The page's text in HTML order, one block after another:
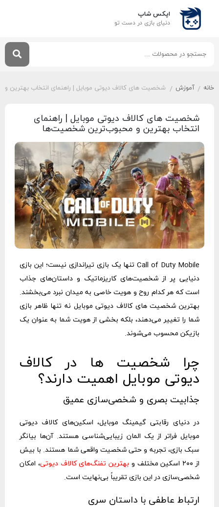
اپکس شاپ
دنیای بازی‌ در دست تو
خانه / آموزش / شخصیت‌ های کالاف دیوتی موبایل | راهنمای انتخاب
شخصیت‌ های کالاف دیوتی موبایل | راهنمای
انتخاب بهترین و محبوب‌ترین شخصیت‌ها
Call of Duty Mobile تنها یک بازی تیراندازی نیست؛ این بازی
دنیایی پر از شخصیت‌های کاریزماتیک و داستان‌های جذاب
است که هر کدام روح و هویت خاصی به میدان نبرد می‌بخشند.
بهترین شخصیت های کالاف دیوتی موبایل نه تنها ظاهر بازی
شما را تغییر می‌دهند، بلکه بخشی از هویت شما به عنوان یک
بازیکن محسوب می‌شوند.
چرا شخصیت‌ ها در کالاف
دیوتی موبایل اهمیت دارند؟
جذابیت بصری و شخصی‌سازی عمیق
در دنیای رقابتی گیمینگ موبایل، اسکین‌های کالاف دیوتی
موبایل فراتر از یک المان زیبایی‌شناسی هستند. آن‌ها بیانگر
سبک بازی، تجربه و حتی شخصیت واقعی شما هستند. با بیش
از ۲۰۰ اسکین مختلف و
بهترین تفنگ‌های کالاف دیوتی، امکان
شخصی‌سازی در این بازی تقریباً بی‌نهایت است.
ارتباط عاطفی با داستان سری